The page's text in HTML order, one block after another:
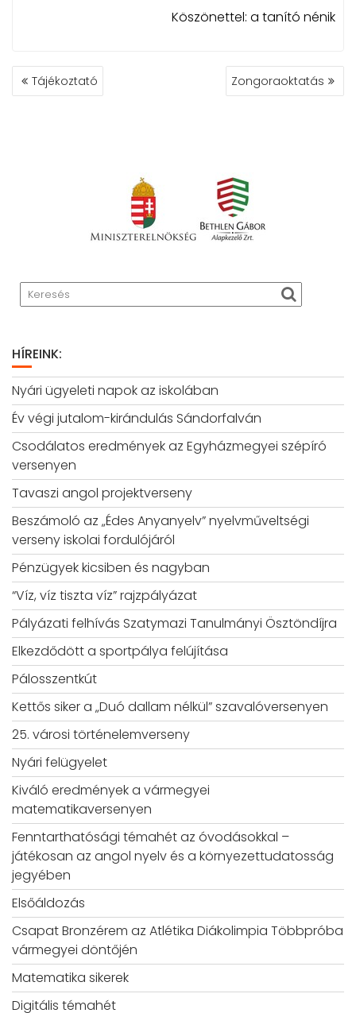
Köszönettel: a tanító nénik
BEJEGYZÉS
NAVIGÁCIÓ
Tájékoztató Zongoraoktatás
HÍREINK:
Nyári ügyeleti napok az iskolában
Év végi jutalom-kirándulás Sándorfalván
Csodálatos eredmények az Egyházmegyei szépíró
versenyen
Tavaszi angol projektverseny
Beszámoló az „Édes Anyanyelv” nyelvműveltségi
verseny iskolai fordulójáról
Pénzügyek kicsiben és nagyban
“Víz, víz tiszta víz” rajzpályázat
Pályázati felhívás Szatymazi Tanulmányi Ösztöndíjra
Elkezdődött a sportpálya felújítása
Pálosszentkút
Kettős siker a „Duó dallam nélkül” szavalóversenyen
25. városi történelemverseny
Nyári felügyelet
Kiváló eredmények a vármegyei
matematikaversenyen
Fenntarthatósági témahét az óvodásokkal –
játékosan az angol nyelv és a környezettudatosság
jegyében
Elsőáldozás
Csapat Bronzérem az Atlétika Diákolimpia Többpróba
vármegyei döntőjén
Matematika sikerek
Digitális témahét